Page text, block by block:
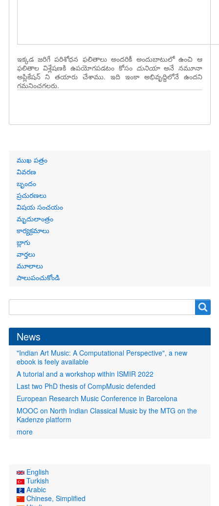
ఇక్కడ జరిగే పరిశోధన ఫలితాలు అందరికీ అందుబాటులో ఉంచి ఆ
ఫలితాల విశ్లేషణకి ఉపయోగపడటం కోసం దునియాఅనే నమూనా
అప్లికేషన్ ని తయారు చేశాము. ఇది ఇంకా అభివృద్దిలోనే ఉందని
గమనించగలరు.
Primary
links
ముఖ పత్రం
వివరణ
బృందం
ప్రచురణలు
విషయ సంచయం
మృదులాంత్రం
కార్యక్రమాలు
బ్లాగు
వార్తలు
మూలాలు
పాలుపంచుకోండి
form
News
"Indian Art Music: A Computational Perspective", a new
ebook is feely available
A tutorial and a workshop within ISMIR 2022
Last two PhD thesis of CompMusic defended
European Research Music Conference in Barcelona
MOOC on North Indian Classical Music by the MTG on the
Kadenze platform
more
English
Turkish
Arabic
Chinese, Simplified